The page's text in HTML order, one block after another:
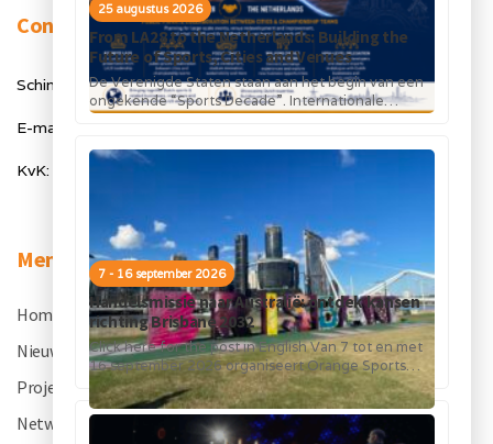
25 augustus 2026
From LA28 to the Netherlands: Building the
Future of Sports, Cities and Venues
De Verenigde Staten staan aan het begin van een
ongekende “Sports Decade”. Internationale
topsportevenementen en grote investeringen in
7 - 16 september 2026
Handelsmissie naar Australië: ontdek kansen
richting Brisbane 2032
Click here for the post in English Van 7 tot en met
16 september 2026 organiseert Orange Sports
Forum in...
Contact
Schimmelt 40, 5611 ZX Eindhoven
E-mail: info@orangesportsforum.com
KvK: 50334905
Menu
Home
Nieuws
Projecten
Netwerk